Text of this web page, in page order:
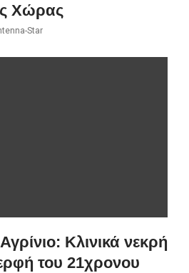
Χώρας
Star
Κλινικά νεκρή
του 21χρονου